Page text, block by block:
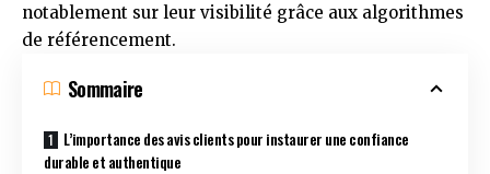
notablement sur leur visibilité grâce aux algorithmes
de référencement.
Sommaire
L’importance des avis clients pour instaurer une confiance
durable et authentique